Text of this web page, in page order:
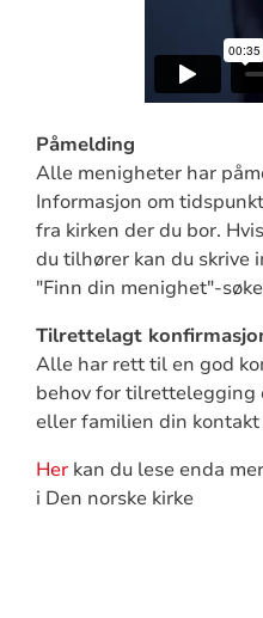
Påmelding
Alle menigheter har
Informasjon om
fra kirken der du bor.
du tilhører kan du skrive
"Finn din menighet"-
Tilrettelagt
Alle har rett til en god
behov for tilrettelegging
eller familien din
Herkan du lese enda
i Den norske kirke